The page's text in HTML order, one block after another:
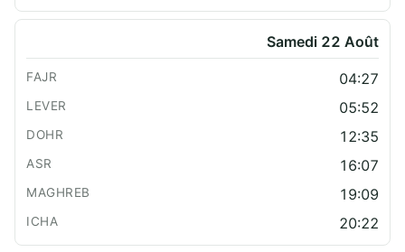
Samedi 22 Août
04:27
05:52
12:35
16:07
19:09
20:22